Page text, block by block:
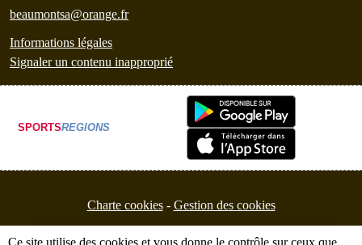
beaumontsa@orange.fr
Informations légales
Signaler un contenu inapproprié
SPORTSREGIONS
Charte cookies Gestion des cookies
Ce site utilise des cookies et vous donne le contrôle sur ceux que